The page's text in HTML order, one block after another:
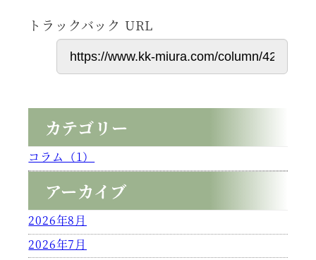
トラックバック URL
カテゴリー
コラム（1）
アーカイブ
2026年8月
2026年7月